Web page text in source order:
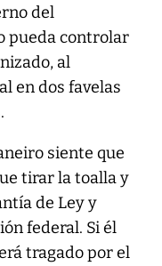
del
pueda controlar
al
en dos favelas
siente que
tirar la toalla y
de Ley y
federal. Si él
tragado por el